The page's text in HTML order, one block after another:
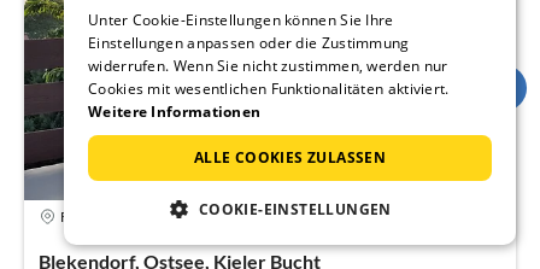
Ferienhaus
Blekendorf, Ostsee, Kieler Bucht
Unter Cookie-Einstellungen können Sie Ihre
Einstellungen anpassen oder die Zustimmung
widerrufen. Wenn Sie nicht zustimmen, werden nur
Cookies mit wesentlichen Funktionalitäten aktiviert.
Weitere Informationen
ALLE COOKIES ZULASSEN
COOKIE-EINSTELLUNGEN